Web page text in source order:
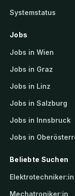
Systemstatus
Jobs
Jobs in Wien
Jobs in Graz
Jobs in Linz
Jobs in Salzburg
Jobs in Innsbruck
Jobs in
Beliebte Suchen
Elektrotechniker:in
Mechatroniker:in